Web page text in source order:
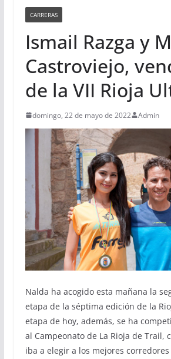
CARRERAS
Ismail Razga y
Castroviejo,
de la VII Rioja
domingo, 22 de mayo de 2022 Admin
Nalda ha acogido esta mañana la
etapa de la séptima edición de la
etapa de hoy, además, se ha
al Campeonato de La Rioja de Trail,
iba a elegir a los mejores